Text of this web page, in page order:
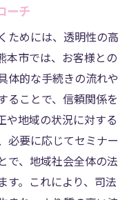
ーチ
ためには、透明性の高
本市では、お客様との
体的な手続きの流れや
ることで、信頼関係を
や地域の状況に対する
必要に応じてセミナー
で、地域社会全体の法
す。これにより、司法